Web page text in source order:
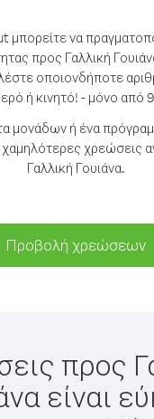
μπορείτε να
προς Γαλλική
οποιονδήποτε
ή κινητό! - μόνο από
μονάδων ή ένα
χαμηλότερες χρεώσεις
Γαλλική Γουιάνα.
Προβολή χρεώσεων
προς
είναι